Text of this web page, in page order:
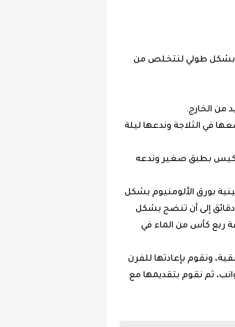
بشكل طولي لنتخلص من
من الخارج.
في الثلاجة وندعها ليلة
الكيس بطبق صغير وندعه
بورق الألومنيوم بشكل
إلى أن تنضج بشكل
ربع كأس من الماء في
ونقوم بإعادتها للفرن
ثم نقوم بتقديمها مع